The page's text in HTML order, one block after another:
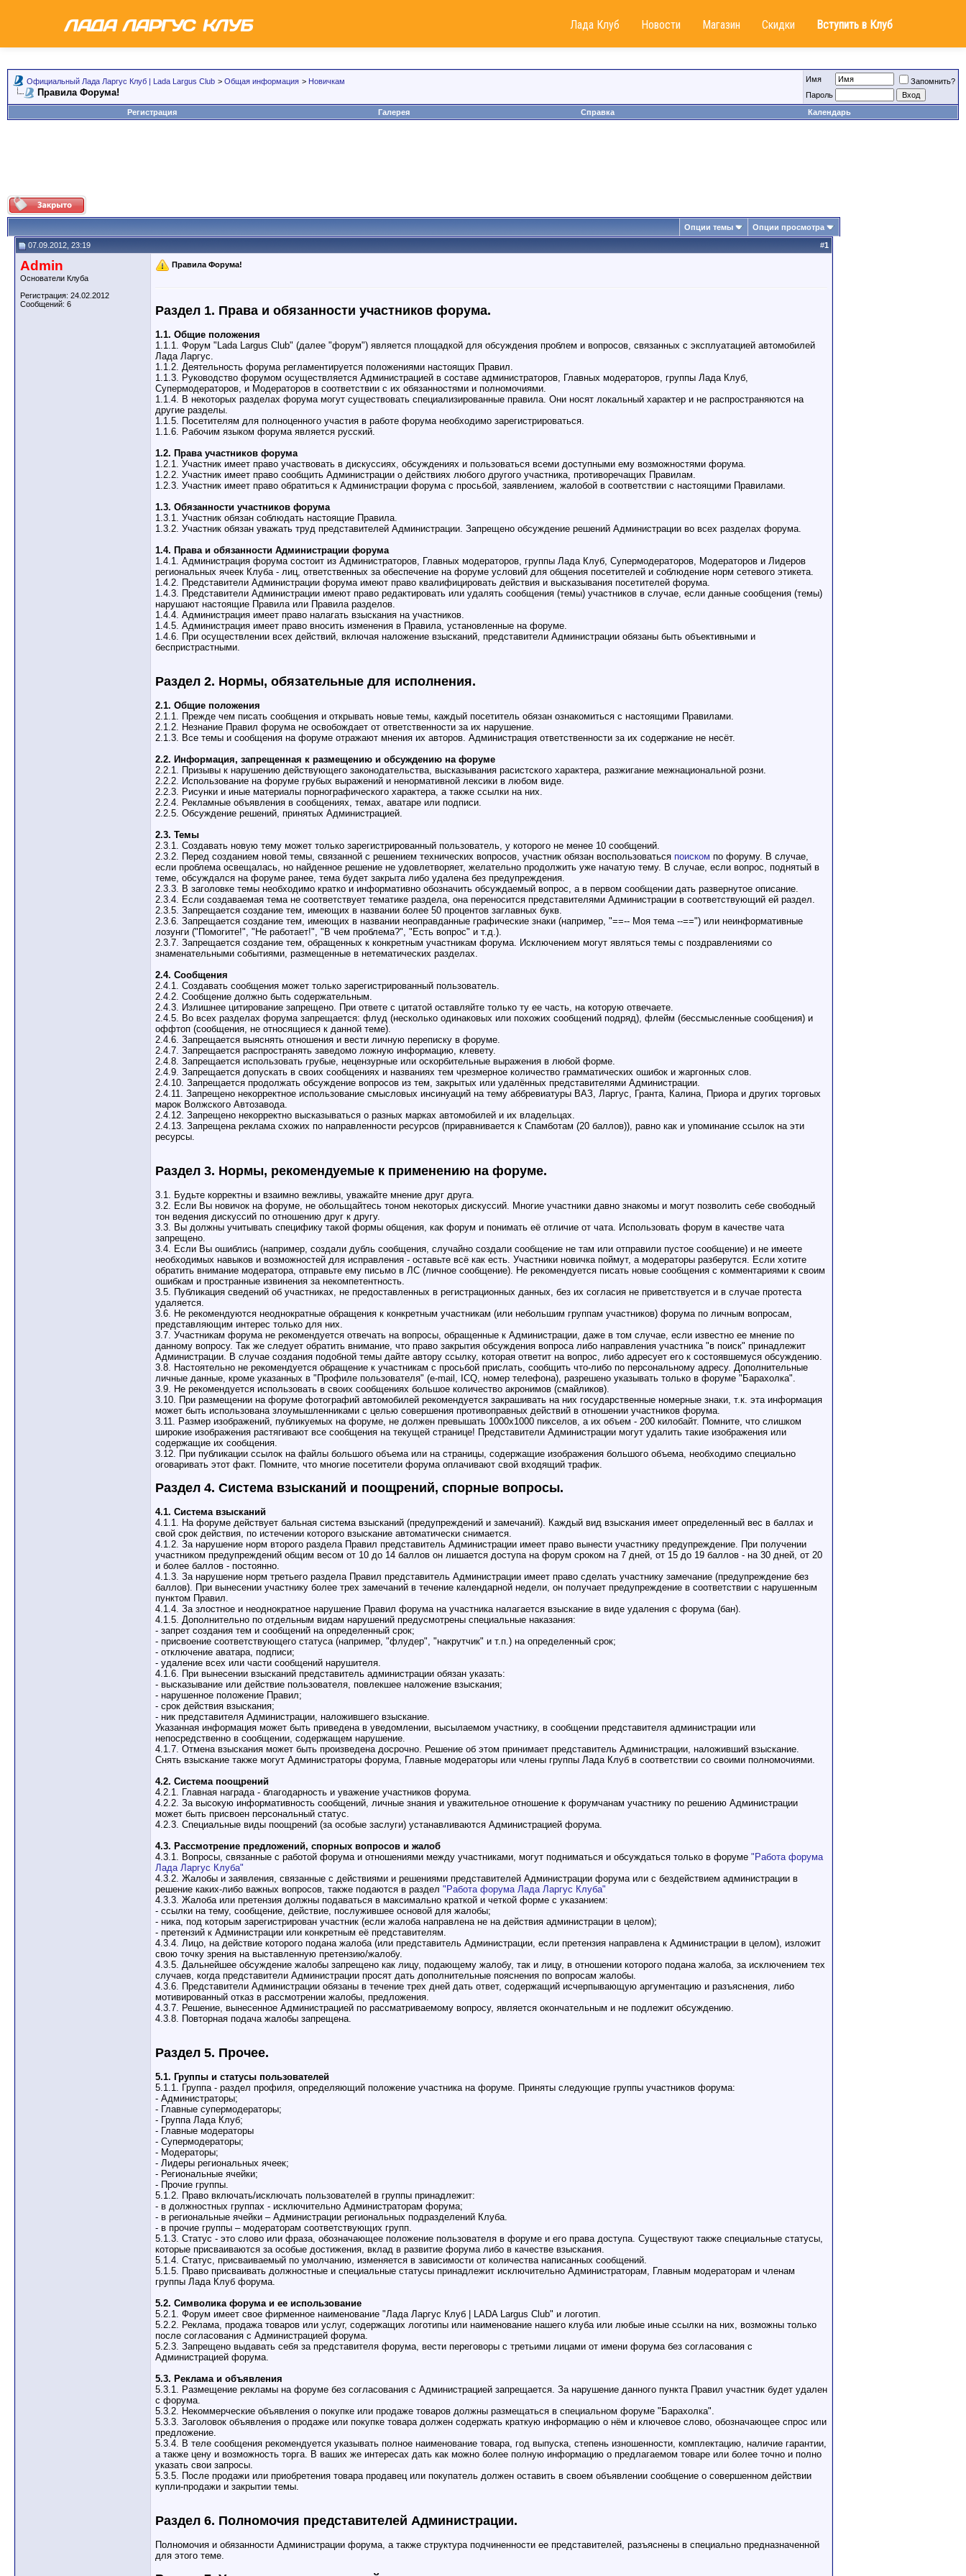
Лада Клуб Новости Магазин Скидки Вступить в Клуб
Официальный Лада Ларгус Клуб | Lada Largus Club > Общая информация > Новичкам
Правила Форума!
Имя
Запомнить?
Пароль
Регистрация
Галерея Справка Календарь
Опции темы Опции просмотра
07.09.2012, 23:19 #1
Admin
Основатели Клуба
Регистрация: 24.02.2012
Сообщений: 6
Правила Форума!
Раздел 1. Права и обязанности участников форума.
1.1. Общие положения
1.1.1. Форум "Lada Largus Club" (далее "форум") является площадкой для обсуждения проблем и вопросов, связанных с эксплуатацией автомобилей
Лада Ларгус.
1.1.2. Деятельность форума регламентируется положениями настоящих Правил.
1.1.3. Руководство форумом осуществляется Администрацией в составе администраторов, Главных модераторов, группы Лада Клуб,
Супермодераторов, и Модераторов в соответствии с их обязанностями и полномочиями.
1.1.4. В некоторых разделах форума могут существовать специализированные правила. Они носят локальный характер и не распространяются на
другие разделы.
1.1.5. Посетителям для полноценного участия в работе форума необходимо зарегистрироваться.
1.1.6. Рабочим языком форума является русский.
1.2. Права участников форума
1.2.1. Участник имеет право участвовать в дискуссиях, обсуждениях и пользоваться всеми доступными ему возможностями форума.
1.2.2. Участник имеет право сообщить Администрации о действиях любого другого участника, противоречащих Правилам.
1.2.3. Участник имеет право обратиться к Администрации форума с просьбой, заявлением, жалобой в соответствии с настоящими Правилами.
1.3. Обязанности участников форума
1.3.1. Участник обязан соблюдать настоящие Правила.
1.3.2. Участник обязан уважать труд представителей Администрации. Запрещено обсуждение решений Администрации во всех разделах форума.
1.4. Права и обязанности Администрации форума
1.4.1. Администрация форума состоит из Администраторов, Главных модераторов, группы Лада Клуб, Супермодераторов, Модераторов и Лидеров
региональных ячеек Клуба - лиц, ответственных за обеспечение на форуме условий для общения посетителей и соблюдение норм сетевого этикета.
1.4.2. Представители Администрации форума имеют право квалифицировать действия и высказывания посетителей форума.
1.4.3. Представители Администрации имеют право редактировать или удалять сообщения (темы) участников в случае, если данные сообщения (темы)
нарушают настоящие Правила или Правила разделов.
1.4.4. Администрация имеет право налагать взыскания на участников.
1.4.5. Администрация имеет право вносить изменения в Правила, установленные на форуме.
1.4.6. При осуществлении всех действий, включая наложение взысканий, представители Администрации обязаны быть объективными и
беспристрастными.
Раздел 2. Нормы, обязательные для исполнения.
2.1. Общие положения
2.1.1. Прежде чем писать сообщения и открывать новые темы, каждый посетитель обязан ознакомиться с настоящими Правилами.
2.1.2. Незнание Правил форума не освобождает от ответственности за их нарушение.
2.1.3. Все темы и сообщения на форуме отражают мнения их авторов. Администрация ответственности за их содержание не несёт.
2.2. Информация, запрещенная к размещению и обсуждению на форуме
2.2.1. Призывы к наpyшению действующего законодательства, высказывания расистского характера, разжигание межнациональной розни.
2.2.2. Использование на форуме грубых выражений и ненормативной лексики в любом виде.
2.2.3. Рисунки и иные материалы порнографического характера, а также ссылки на них.
2.2.4. Рекламные объявления в сообщениях, темах, аватаре или подписи.
2.2.5. Обсуждение решений, принятых Администрацией.
2.3. Темы
2.3.1. Создавать новую тему может только зарегистрированный пользователь, у которого не менее 10 сообщений.
2.3.2. Перед созданием новой темы, связанной с решением технических вопросов, участник обязан воспользоваться поиском по форуму. В случае,
если проблема освещалась, но найденное решение не удовлетворяет, желательно продолжить уже начатую тему. В случае, если вопрос, поднятый в
теме, обсуждался на форуме ранее, тема будет закрыта либо удалена без предупреждения.
2.3.3. В заголовке темы необходимо кратко и информативно обозначить обсуждаемый вопрос, а в первом сообщении дать развернутое описание.
2.3.4. Если создаваемая тема не соответствует тематике раздела, она переносится представителями Администрации в соответствующий ей раздел.
2.3.5. Запрещается создание тем, имеющих в названии более 50 процентов заглавных букв.
2.3.6. Запрещается создание тем, имеющих в названии неоправданные графические знаки (например, "==-- Моя тема --==") или неинформативные
лозунги ("Помогите!", "Не работает!", "В чем проблема?", "Есть вопрос" и т.д.).
2.3.7. Запрещается создание тем, обращенных к конкретным участникам форума. Исключением могут являться темы с поздравлениями со
знаменательными событиями, размещенные в нетематических разделах.
2.4. Сообщения
2.4.1. Создавать сообщения может только зарегистрированный пользователь.
2.4.2. Сообщение должно быть содержательным.
2.4.3. Излишнее цитирование запрещено. При ответе с цитатой оставляйте только ту ее часть, на которую отвечаете.
2.4.5. Во всех разделах форума запрещается: флуд (несколько одинаковых или похожих сообщений подряд), флейм (бессмысленные сообщения) и
оффтоп (сообщения, не относящиеся к данной теме).
2.4.6. Запрещается выяснять отношения и вести личную переписку в форуме.
2.4.7. Запрещается распространять заведомо ложную информацию, клевету.
2.4.8. Запрещается использовать грубые, нецензурные или оскорбительные выражения в любой форме.
2.4.9. Запрещается допускать в своих сообщениях и названиях тем чpезмеpное количество грамматических ошибок и жаргонных слов.
2.4.10. Запрещается продолжать обсуждение вопросов из тем, закрытых или удалённых представителями Администрации.
2.4.11. Запрещено некорректное использование смысловых инсинуаций на тему аббревиатуры ВАЗ, Ларгус, Гранта, Калина, Приора и других торговых
марок Волжского Автозавода.
2.4.12. Запрещено некорректно высказываться о разных марках автомобилей и их владельцах.
2.4.13. Запрещена реклама схожих по направленности ресурсов (приравнивается к Спамботам (20 баллов)), равно как и упоминание ссылок на эти
ресурсы.
Раздел 3. Нормы, рекомендуемые к применению на форуме.
3.1. Будьте корректны и взаимно вежливы, уважайте мнение друг друга.
3.2. Если Вы новичок на форуме, не обольщайтесь тоном некоторых дискуссий. Многие участники давно знакомы и могут позволить себе свободный
тон ведения дискуссий по отношению друг к другу.
3.3. Вы должны учитывать специфику такой формы общения, как форум и понимать её отличие от чата. Использовать форум в качестве чата
запрещено.
3.4. Если Вы ошиблись (например, создали дубль сообщения, случайно создали сообщение не там или отправили пустое сообщение) и не имеете
необходимых навыков и возможностей для исправления - оставьте всё как есть. Участники новичка поймут, а модераторы разберутся. Если хотите
обратить внимание модератора, отправьте ему письмо в ЛС (личное сообщение). Не рекомендуется писать новые сообщения с комментариями к своим
ошибкам и пространные извинения за некомпетентность.
3.5. Публикация сведений об участниках, не предоставленных в регистрационных данных, без их согласия не приветствуется и в случае протеста
удаляется.
3.6. Не рекомендуются неоднократные обращения к конкретным участникам (или небольшим группам участников) форума по личным вопросам,
представляющим интерес только для них.
3.7. Участникам форума не рекомендуется отвечать на вопросы, обращенные к Администрации, даже в том случае, если известно ее мнение по
данному вопросу. Так же следует обратить внимание, что право закрытия обсуждения вопроса либо направления участника "в поиск" принадлежит
Администрации. В случае создания подобной темы дайте автору ссылку, которая ответит на вопрос, либо адресует его к состоявшемуся обсуждению.
3.8. Настоятельно не рекомендуется обращение к участникам с просьбой прислать, сообщить что-либо по персональному адресу. Дополнительные
личные данные, кроме указанных в "Профиле пользователя" (e-mail, ICQ, номер телефона), разрешено указывать только в форуме "Барахолка".
3.9. Не рекомендуется использовать в своих сообщениях большое количество акронимов (смайликов).
3.10. При размещении на форуме фотографий автомобилей рекомендуется закрашивать на них государственные номерные знаки, т.к. эта информация
может быть использована злоумышленниками с целью совершения противоправных действий в отношении участников форума.
3.11. Размер изображений, публикуемых на форуме, не должен превышать 1000x1000 пикселов, а их объем - 200 килобайт. Помните, что слишком
широкие изображения растягивают все сообщения на текущей странице! Представители Администрации могут удалить такие изображения или
содержащие их сообщения.
3.12. При публикации ссылок на файлы большого объема или на страницы, содержащие изображения большого объема, необходимо специально
оговаривать этот факт. Помните, что многие посетители форума оплачивают свой входящий трафик.
Раздел 4. Система взысканий и поощрений, спорные вопросы.
4.1. Система взысканий
4.1.1. На форуме действует бальная система взысканий (предупреждений и замечаний). Каждый вид взыскания имеет определенный вес в баллах и
свой срок действия, по истечении которого взыскание автоматически снимается.
4.1.2. За нарушение норм второго раздела Правил представитель Администрации имеет право вынести участнику предупреждение. При получении
участником предупреждений общим весом от 10 до 14 баллов он лишается доступа на форум сроком на 7 дней, от 15 до 19 баллов - на 30 дней, от 20
и более баллов - постоянно.
4.1.3. За нарушение норм третьего раздела Правил представитель Администрации имеет право сделать участнику замечание (предупреждение без
баллов). При вынесении участнику более трех замечаний в течение календарной недели, он получает предупреждение в соответствии с нарушенным
пунктом Правил.
4.1.4. За злостное и неоднократное нарушение Правил форума на участника налагается взыскание в виде удаления с форума (бан).
4.1.5. Дополнительно по отдельным видам нарушений предусмотрены специальные наказания:
- запрет создания тем и сообщений на определенный срок;
- присвоение соответствующего статуса (например, "флудер", "накрутчик" и т.п.) на определенный срок;
- отключение аватара, подписи;
- удаление всех или части сообщений нарушителя.
4.1.6. При вынесении взысканий представитель администрации обязан указать:
- высказывание или действие пользователя, повлекшее наложение взыскания;
- нарушенное положение Правил;
- срок действия взыскания;
- ник представителя Администрации, наложившего взыскание.
Указанная информация может быть приведена в уведомлении, высылаемом участнику, в сообщении представителя администрации или
непосредственно в сообщении, содержащем нарушение.
4.1.7. Отмена взыскания может быть произведена досрочно. Решение об этом принимает представитель Администрации, наложивший взыскание.
Снять взыскание также могут Администраторы форума, Главные модераторы или члены группы Лада Клуб в соответствии со своими полномочиями.
4.2. Система поощрений
4.2.1. Главная награда - благодарность и уважение участников форума.
4.2.2. За высокую информативность сообщений, личные знания и уважительное отношение к форумчанам участнику по решению Администрации
может быть присвоен персональный статус.
4.2.3. Специальные виды поощрений (за особые заслуги) устанавливаются Администрацией форума.
4.3. Рассмотрение предложений, спорных вопросов и жалоб
4.3.1. Вопросы, связанные с работой форума и отношениями между участниками, могут подниматься и обсуждаться только в форуме "Работа форума
Лада Ларгус Клуба"
4.3.2. Жалобы и заявления, связанные с действиями и решениями представителей Администрации форума или с бездействием администрации в
решение каких-либо важных вопросов, также подаются в раздел "Работа форума Лада Ларгус Клуба"
4.3.3. Жалоба или претензия должны подаваться в максимально краткой и четкой форме с указанием:
- ссылки на тему, сообщение, действие, послужившее основой для жалобы;
- ника, под которым зарегистрирован участник (если жалоба направлена не на действия администрации в целом);
- претензий к Администрации или конкретным её представителям.
4.3.4. Лицо, на действие которого подана жалоба (или представитель Администрации, если претензия направлена к Администрации в целом), изложит
свою точку зрения на выставленную претензию/жалобу.
4.3.5. Дальнейшее обсуждение жалобы запрещено как лицу, подающему жалобу, так и лицу, в отношении которого подана жалоба, за исключением тех
случаев, когда представители Администрации просят дать дополнительные пояснения по вопросам жалобы.
4.3.6. Представители Администрации обязаны в течение трех дней дать ответ, содержащий исчерпывающую аргументацию и разъяснения, либо
мотивированный отказ в рассмотрении жалобы, предложения.
4.3.7. Решение, вынесенное Администрацией по рассматриваемому вопросу, является окончательным и не подлежит обсуждению.
4.3.8. Повторная подача жалобы запрещена.
Раздел 5. Прочее.
5.1. Группы и статусы пользователей
5.1.1. Группа - раздел профиля, определяющий положение участника на форуме. Приняты следующие группы участников форума:
- Администраторы;
- Главные супермодераторы;
- Группа Лада Клуб;
- Главные модераторы
- Супермодераторы;
- Модераторы;
- Лидеры региональных ячеек;
- Региональные ячейки;
- Прочие группы.
5.1.2. Право включать/исключать пользователей в группы принадлежит:
- в должностных группах - исключительно Администраторам форума;
- в региональные ячейки – Администрации региональных подразделений Клуба.
- в прочие группы – модераторам соответствующих групп.
5.1.3. Статус - это слово или фраза, обозначающее положение пользователя в форуме и его права доступа. Существуют также специальные статусы,
которые присваиваются за особые достижения, вклад в развитие форума либо в качестве взыскания.
5.1.4. Статус, присваиваемый по умолчанию, изменяется в зависимости от количества написанных сообщений.
5.1.5. Право присваивать должностные и специальные статусы принадлежит исключительно Администраторам, Главным модераторам и членам
группы Лада Клуб форума.
5.2. Символика форума и ее использование
5.2.1. Форум имеет свое фирменное наименование "Лада Ларгус Клуб | LADA Largus Club" и логотип.
5.2.2. Реклама, продажа товаров или услуг, содержащих логотипы или наименование нашего клуба или любые иные ссылки на них, возможны только
после согласования с Администрацией форума.
5.2.3. Запрещено выдавать себя за представителя форума, вести переговоры с третьими лицами от имени форума без согласования с
Администрацией форума.
5.3. Реклама и объявления
5.3.1. Размещение рекламы на форуме без согласования с Администрацией запрещается. За нарушение данного пункта Правил участник будет удален
с форума.
5.3.2. Некоммерческие объявления о покупке или продаже товаров должны размещаться в специальном форуме "Барахолка".
5.3.3. Заголовок объявления о продаже или покупке товара должен содержать краткую информацию о нём и ключевое слово, обозначающее спрос или
предложение.
5.3.4. В теле сообщения рекомендуется указывать полное наименование товара, год выпуска, степень изношенности, комплектацию, наличие гарантии,
а также цену и возможность торга. В ваших же интересах дать как можно более полную информацию о предлагаемом товаре или более точно и полно
указать свои запросы.
5.3.5. После продажи или приобретения товара продавец или покупатель должен оставить в своем объявлении сообщение о совершенном действии
купли-продажи и закрытии темы.
Раздел 6. Полномочия представителей Администрации.
Полномочия и обязанности Администрации форума, а также структура подчиненности ее представителей, разъяснены в специально предназначенной
для этого теме.